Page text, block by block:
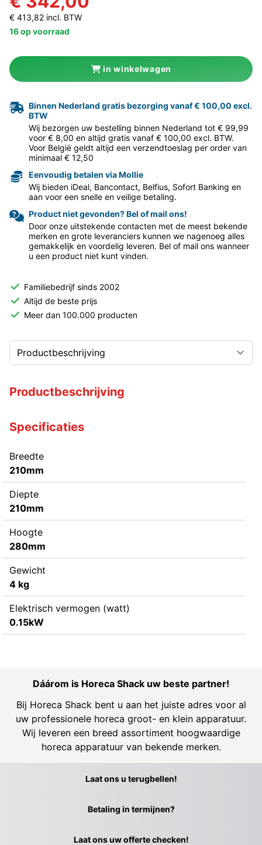
€ 413,82 incl. BTW
16 op voorraad
in winkelwagen
Binnen Nederland gratis bezorging vanaf € 100,00 excl.
BTW
Wij bezorgen uw bestelling binnen Nederland tot € 99,99
voor € 8,00 en altijd gratis vanaf € 100,00 excl. BTW.
Voor België geldt altijd een verzendtoeslag per order van
minimaal € 12,50
Eenvoudig betalen via Mollie
Wij bieden iDeal, Bancontact, Belfius, Sofort Banking en
aan voor een snelle en veilige betaling.
Product niet gevonden? Bel of mail ons!
Door onze uitstekende contacten met de meest bekende
merken en grote leveranciers kunnen we nagenoeg alles
gemakkelijk en voordelig leveren. Bel of mail ons wanneer
u een product niet kunt vinden.
Familiebedrijf sinds 2002
Altijd de beste prijs
Meer dan 100.000 producten
Productbeschrijving
Specificaties
Breedte
210mm
Diepte
210mm
Hoogte
280mm
Gewicht
4 kg
Elektrisch vermogen (watt)
0.15kW
Dáárom is Horeca Shack uw beste partner!
Bij Horeca Shack bent u aan het juiste adres voor al
uw professionele horeca groot- en klein apparatuur.
Wij leveren een breed assortiment hoogwaardige
horeca apparatuur van bekende merken.
Laat ons u terugbellen!
Betaling in termijnen?
Laat ons uw offerte checken!